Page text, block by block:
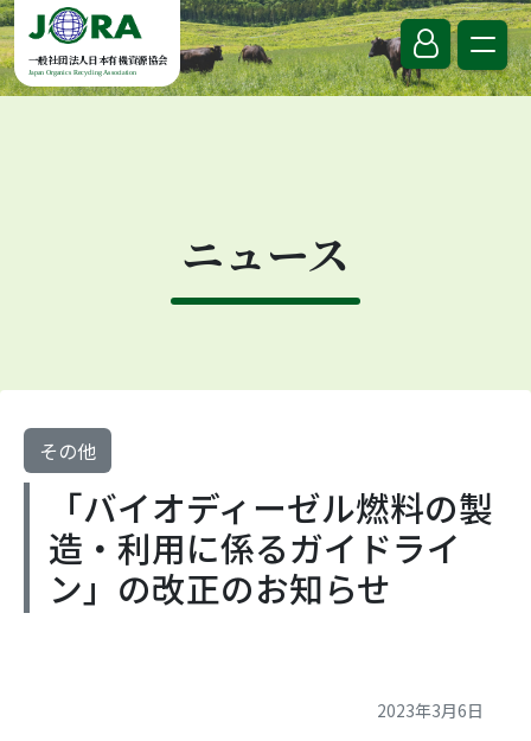
Skip to content
一般社団法人日本有機資源協会
Japan Organics Recycling Association
ニュース
その他
「バイオディーゼル燃料の製
造・利用に係るガイドライ
ン」の改正のお知らせ
2023年3月6日